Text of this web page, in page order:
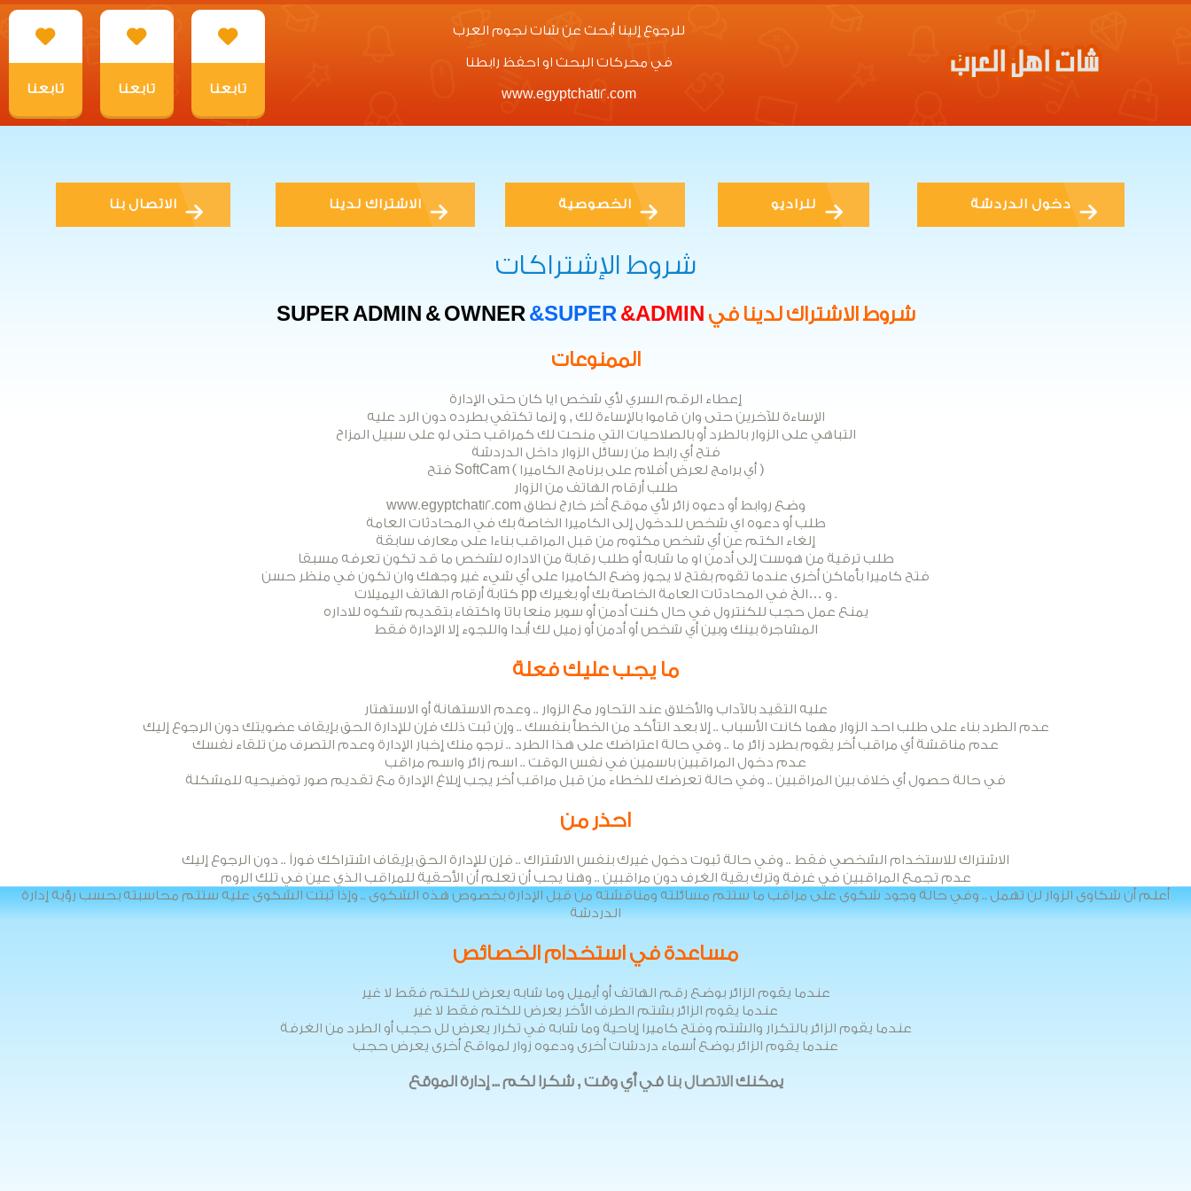
تابعنا تابعنا تابعنا
للرجوع إلينا أبحث عن شات نجوم العرب
في محركات البحث او احفظ رابطنا
www.egyptchat12.com
الاتصال بنا الاشتراك لدينا الخصوصية للراديو دخول الدردشة
شروط الإشتراكات
SUPER ADMIN & OWNER &SUPER &ADMIN شروط الاشتراك لدينا في
الممنوعات
إعطاء الرقم السري لأي شخص ايا كان حتى الإدارة
الإساءة للآخرين حتى وان قاموا بالإساءة لك , و إنما تكتفي بطرده دون الرد عليه
التباهي على الزوار بالطرد أو بالصلاحيات التي منحت لك كمراقب حتى لو على سبيل المزاح
فتح أي رابط من رسائل الزوار داخل الدردشة
فتح SoftCam ( أي برامج لعرض أفلام على برنامج الكاميرا )
طلب أرقام الهاتف من الزوار
www.egyptchat12.com وضع روابط أو دعوه زائر لأي موقع أخر خارج نطاق
طلب أو دعوه اي شخص للدخول إلى الكاميرا الخاصة بك في المحادثات العامة
إلغاء الكتم عن أي شخص مكتوم من قبل المراقب بناءا على معارف سابقة
طلب ترقية من هوست إلى أدمن او ما شابه أو طلب رقابة من الاداره لشخص ما قد تكون تعرفه مسبقا
فتح كاميرا بأماكن أخرى عندما تقوم بفتح لا يجوز وضع الكاميرا على أي شيء غير وجهك وان تكون في منظر حسن
كتابة أرقام الهاتف اليميلات pp و …الخ في المحادثات العامة الخاصة بك أو بغيرك .
يمنع عمل حجب للكنترول في حال كنت أدمن أو سوبر منعا باتا واكتفاء بتقديم شكوه للاداره
المشاجرة بينك وبين أي شخص أو أدمن أو زميل لك أبدا واللجوء إلا الإدارة فقط
ما يجب عليك فعلة
عليه التقيد بالآداب والأخلاق عند التحاور مع الزوار .. وعدم الاستهانة أو الاستهتار
عدم الطرد بناء على طلب احد الزوار مهما كانت الأسباب .. إلا بعد التأكد من الخطأ بنفسك .. وإن ثبت ذلك فإن للإدارة الحق بإيقاف عضويتك دون الرجوع إليك
عدم مناقشة أي مراقب أخر يقوم بطرد زائر ما .. وفي حالة اعتراضك على هذا الطرد .. نرجو منك إخبار الإدارة وعدم التصرف من تلقاء نفسك
عدم دخول المراقبين باسمين في نفس الوقت .. اسم زائر واسم مراقب
في حالة حصول أي خلاف بين المراقبين .. وفي حالة تعرضك للخطاء من قبل مراقب أخر يجب إبلاغ الإدارة مع تقديم صور توضيحيه للمشكلة
احذر من
الاشتراك للاستخدام الشخصي فقط .. وفي حالة ثبوت دخول غيرك بنفس الاشتراك .. فإن للإدارة الحق بإيقاف اشتراكك فوراً .. دون الرجوع إليك
عدم تجمع المراقبين في غرفة وترك بقية الغرف دون مراقبين .. وهنا يجب أن تعلم أن الأحقية للمراقب الذي عين في تلك الروم
أعلم أن شكاوى الزوار لن تهمل .. وفي حالة وجود شكوى على مراقب ما ستتم مسائلته ومناقشته من قبل الإدارة بخصوص هذه الشكوى .. وإذا ثبتت الشكوى عليه ستتم محاسبته بحسب رؤية إدارة
الدردشة
مساعدة في استخدام الخصائص
عندما يقوم الزائر بوضع رقم الهاتف أو أيميل وما شابه يعرض للكتم فقط لا غير
عندما يقوم الزائر بشتم الطرف الأخر يعرض للكتم فقط لا غير
عندما يقوم الزائر بالتكرار والشتم وفتح كاميرا إباحية وما شابه في تكرار يعرض لل حجب أو الطرد من الغرفة
عندما يقوم الزائر بوضع أسماء دردشات أخرى ودعوه زوار لمواقع أخرى يعرض حجب
يمكنك الاتصال بنا في أي وقت , شكرا لكم ... إدارة الموقع